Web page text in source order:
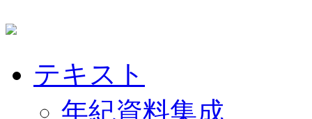
テキスト
年紀資料集成